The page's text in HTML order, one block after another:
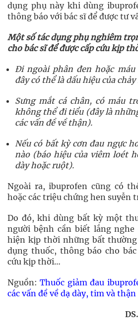
dụng phụ này khi dùng
thông báo với bác sĩ để được tư
Một số tác dụng phụ nghiêm
cho bác sĩ để được cấp cứu kịp
Đi ngoài phân đen hoặc
đây có thể là dấu hiệu của
Sưng mắt cá chân, có máu
không thể đi tiểu (đây là
các vấn đề về thận).
Nếu có bất kỳ cơn đau ngực
nào (báo hiệu của viêm loét
dày hoặc ruột).
Ngoài ra, ibuprofen cũng có
hoặc các triệu chứng hen suyễn
Do đó, khi dùng bất kỳ một
người bệnh cần biết lắng
hiện kịp thời những bất
dụng thuốc, thông báo cho
cứu kịp thời…
Nguồn:Thuốc giảm đau
các vấn đề về dạ dày, tim và thận